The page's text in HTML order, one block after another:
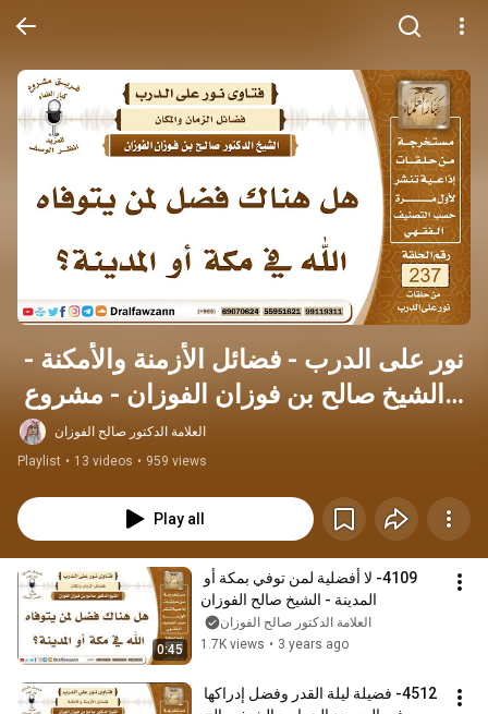
كبار العلماء
العلامة الدكتور صالح الفوزان
Playlist • 13 videos • 959 views
Play all
0:45
المدينة - الشيخ صالح الفوزان
العلامة الدكتور صالح الفوزان
1.7K views • 3 years ago